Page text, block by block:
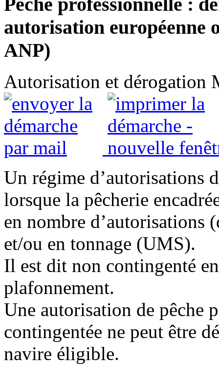
autorisation européenne
ANP)
Autorisation et dérogation
Un régime d’autorisations
lorsque la pêcherie
en nombre d’autorisations
et/ou en tonnage (UMS).
Il est dit non contingenté
plafonnement.
Une autorisation de pêche
contingentée ne peut être
navire éligible.